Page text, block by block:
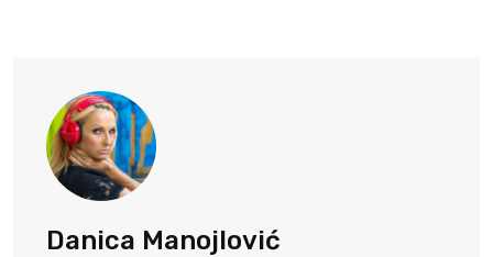
Danica Manojlović